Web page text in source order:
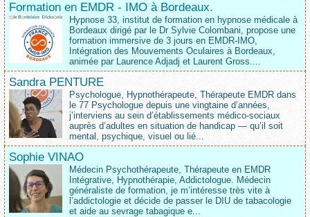
Formation en EMDR - IMO à Bordeaux.
Hypnose 33, institut de formation en hypnose médicale à
Bordeaux dirigé par le Dr Sylvie Colombani, propose une
formation immersive de 3 jours en EMDR-IMO,
Intégration des Mouvements Oculaires à Bordeaux,
animée par Laurence Adjadj et Laurent Gross....
Sandra PENTURE
Psychologue, Hypnothérapeute, Thérapeute EMDR dans
le 77 Psychologue depuis une vingtaine d’années,
j’interviens au sein d’établissements médico‑sociaux
auprès d’adultes en situation de handicap — qu’il soit
mental, psychique, visuel ou lié...
Sophie VINAO
Médecin Psychothérapeute, Thérapeute en EMDR
Intégrative, Hypnothérapie, Addictologue. Médecin
généraliste de formation, je m’intéresse très vite à
l’addictologie et décide de passer le DIU de tabacologie
et aide au sevrage tabagique e...